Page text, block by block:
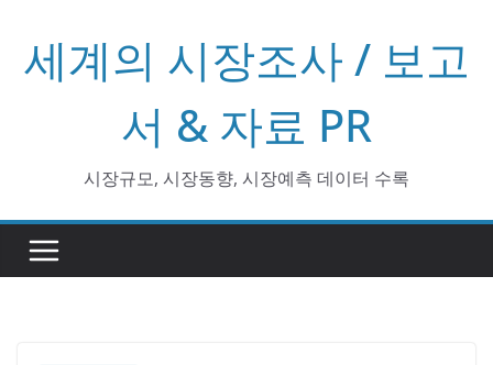
기
세계의 시장조사 / 보고
서 & 자료 PR
시장규모, 시장동향, 시장예측 데이터 수록